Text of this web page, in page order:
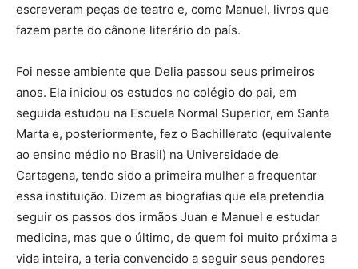
escreveram peças de teatro e, como Manuel, livros que
fazem parte do cânone literário do país.
Foi nesse ambiente que Delia passou seus primeiros
anos. Ela iniciou os estudos no colégio do pai, em
seguida estudou na Escuela Normal Superior, em Santa
Marta e, posteriormente, fez o Bachillerato (equivalente
ao ensino médio no Brasil) na Universidade de
Cartagena, tendo sido a primeira mulher a frequentar
essa instituição. Dizem as biografias que ela pretendia
seguir os passos dos irmãos Juan e Manuel e estudar
medicina, mas que o último, de quem foi muito próxima a
vida inteira, a teria convencido a seguir seus pendores